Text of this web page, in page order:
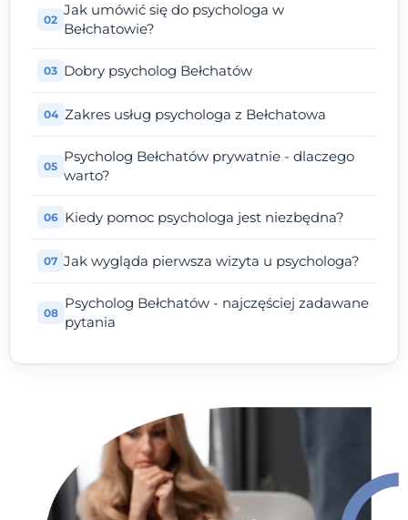
Jak umówić się do psychologa w
Bełchatowie?
Dobry psycholog Bełchatów
Zakres usług psychologa z Bełchatowa
Psycholog Bełchatów prywatnie - dlaczego
warto?
Kiedy pomoc psychologa jest niezbędna?
Jak wygląda pierwsza wizyta u psychologa?
Psycholog Bełchatów - najczęściej zadawane
pytania